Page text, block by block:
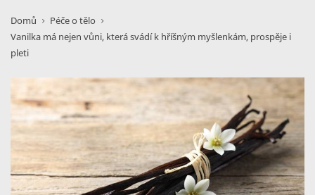
Domů
Péče o tělo
Vanilka má nejen vůni, která svádí k hříšným myšlenkám, prospěje i
pleti